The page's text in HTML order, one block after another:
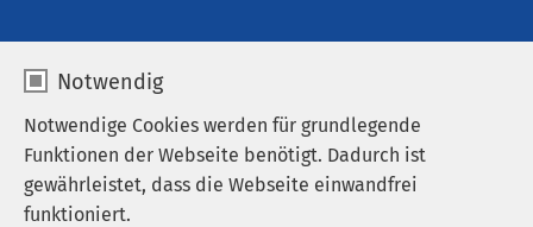
Notwendig
Notwendige Cookies werden für grundlegende
Funktionen der Webseite benötigt. Dadurch ist
gewährleistet, dass die Webseite einwandfrei
funktioniert.
Kontakt
Anrede